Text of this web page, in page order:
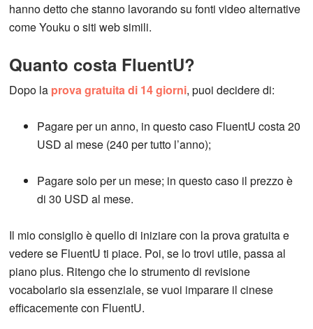
hanno detto che stanno lavorando su fonti video alternative
come Youku o siti web simili.
Quanto costa FluentU?
Dopo la prova gratuita di 14 giorni, puoi decidere di:
Pagare per un anno, in questo caso FluentU costa 20
USD al mese (240 per tutto l’anno);
Pagare solo per un mese; in questo caso il prezzo è
di 30 USD al mese.
Il mio consiglio è quello di iniziare con la prova gratuita e
vedere se FluentU ti piace. Poi, se lo trovi utile, passa al
piano plus. Ritengo che lo strumento di revisione
vocabolario sia essenziale, se vuoi imparare il cinese
efficacemente con FluentU.